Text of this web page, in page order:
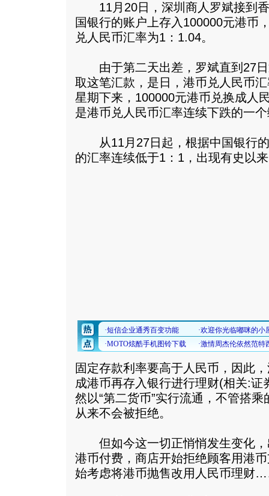
11月20日，深圳商人罗斌接到香
国银行的账户上存入100000元港币
兑人民币汇率为1：1.04。
由于第二天出差，罗斌直到27日
取这笔汇款，是日，港币兑人民币
星期下来，100000元港币兑换成人
是港币兑人民币汇率连续下跌的一
从11月27日起，根据中国银行的
的汇率连续低于1：1，出现有史以
固定存款利率要高于人民币，因此
成港币再存入银行进行理财(相关:
然以“第二货币”实行流通，不管搭
从来不会被拒绝。
但如今这一切正悄悄发生变化，
港币付费，商店开始拒绝顾客用港
始考虑将港币抛售改用人民币理财